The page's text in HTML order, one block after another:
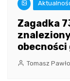
Zagadka
Tomasz